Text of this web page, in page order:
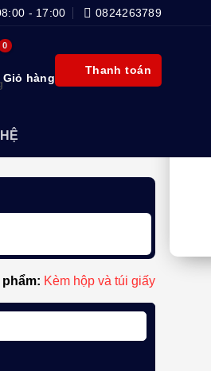
- 17:00 0824263789
Giỏ hàng
Thanh toán
phẩm: Kèm hộp và túi giấy